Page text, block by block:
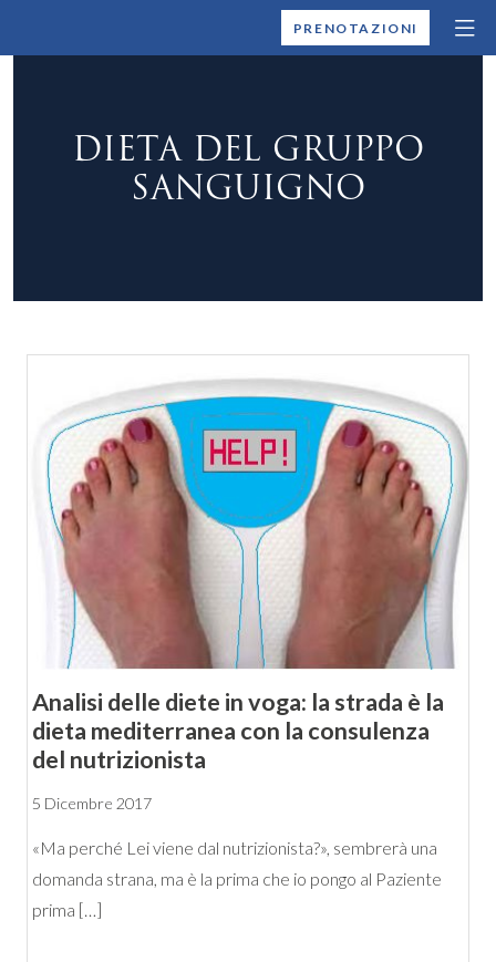
MONTALLEGROPRENOTAZIONI
DIETA DEL GRUPPO
SANGUIGNO
Analisi delle diete in voga: la strada è la
dieta mediterranea con la consulenza
del nutrizionista
5 Dicembre 2017
«Ma perché Lei viene dal nutrizionista?», sembrerà una
domanda strana, ma è la prima che io pongo al Paziente
prima […]